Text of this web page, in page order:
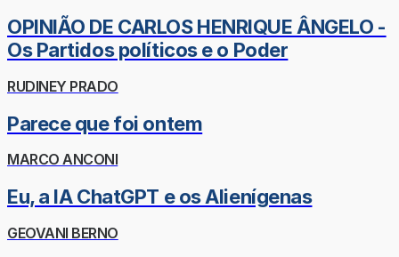
OPINIÃO DE CARLOS HENRIQUE ÂNGELO -
Os Partidos políticos e o Poder
RUDINEY PRADO
Parece que foi ontem
MARCO ANCONI
Eu, a IA ChatGPT e os Alienígenas
GEOVANI BERNO